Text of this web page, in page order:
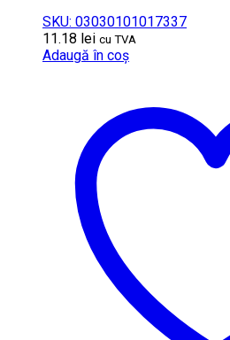
SKU: 03030101017337
11.18 lei cu TVA
Adaugă în coș